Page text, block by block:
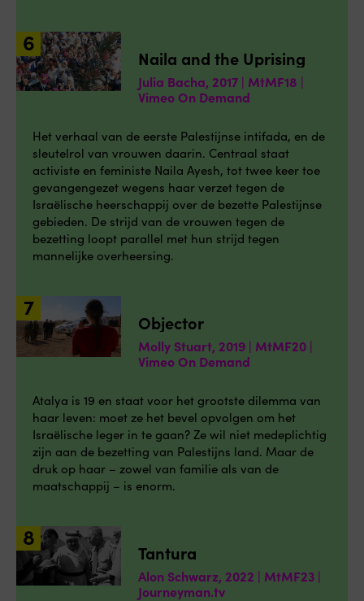
Naila and the Uprising
Julia Bacha, 2017 | MtMF18 |
Vimeo On Demand
Het verhaal van de eerste Palestijnse intifada, en de
sleutelrol van vrouwen daarin. Centraal staat
activiste en feministe Naila Ayesh, tot twee keer toe
gevangengezet wegens haar verzet tegen de
Israëlische heerschappij over de bezette Palestijnse
gebieden. De strijd van de vrouwen tegen de
bezetting loopt parallel met hun strijd tegen
mannelijke overheersing.
Objector
Molly Stuart, 2019 | MtMF20 |
Vimeo On Demand
Atalya is 19 en staat voor het grootste dilemma van
haar leven: moet ze het bevel opvolgen om het
Israëlische leger in te gaan? Ze wil niet medeplichtig
zijn aan de bezetting van Palestijns land. Maar de
druk op haar – zowel van familie als van de
maatschappij – is enorm.
Tantura
Alon Schwarz, 2022 | MtMF23 |
Journeyman.tv